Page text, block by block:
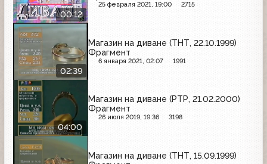
00:12
25 февраля 2021, 19:00 2715
02:39
Магазин на диване (ТНТ, 22.10.1999)
Фрагмент
6 января 2021, 02:07 1991
04:00
Магазин на диване (РТР, 21.02.2000)
Фрагмент
26 июля 2019, 19:36 3198
Магазин на диване (ТНТ, 15.09.1999)